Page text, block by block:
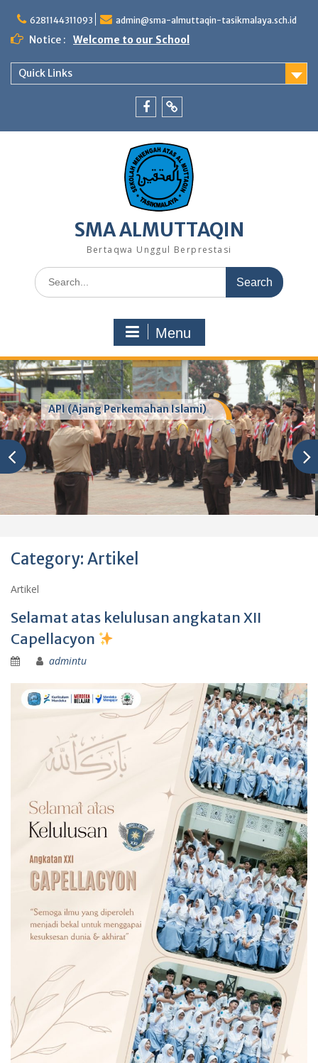
content
6281144311093 admin@sma-almuttaqin-tasikmalaya.sch.id
Notice : Welcome to our School
Quick Links
SMA ALMUTTAQIN
Bertaqwa Unggul Berprestasi
Search
for:
Menu
Hijrah SMA AL MUTTAQIN
Category: Artikel
Artikel
Selamat atas kelulusan angkatan XII
Capellacyon
admintu